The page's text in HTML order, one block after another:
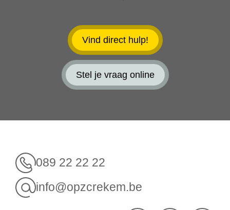
Vind direct hulp!
Stel je vraag online
089 22 22 22
info@opzcrekem.be